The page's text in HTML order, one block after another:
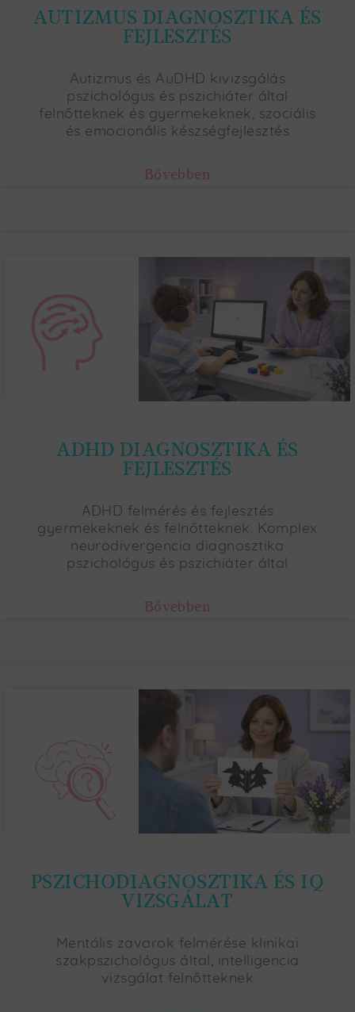
AUTIZMUS DIAGNOSZTIKA ÉS
FEJLESZTÉS
Autizmus és AuDHD kivizsgálás
pszichológus és pszichiáter által
felnőtteknek és gyermekeknek, szociális
és emocionális készségfejlesztés
Bővebben
ADHD DIAGNOSZTIKA ÉS
FEJLESZTÉS
ADHD felmérés és fejlesztés
gyermekeknek és felnőtteknek. Komplex
neurodivergencia diagnosztika
pszichológus és pszichiáter által
Bővebben
PSZICHODIAGNOSZTIKA ÉS IQ
VIZSGÁLAT
Mentális zavarok felmérése klinikai
szakpszichológus által, intelligencia
vizsgálat felnőtteknek